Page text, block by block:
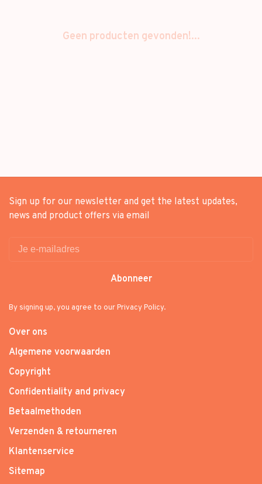
Geen producten gevonden!...
Sign up for our newsletter and get the latest updates,
news and product offers via email
Abonneer
By signing up, you agree to our Privacy Policy.
Over ons
Algemene voorwaarden
Copyright
Confidentiality and privacy
Betaalmethoden
Verzenden & retourneren
Klantenservice
Sitemap